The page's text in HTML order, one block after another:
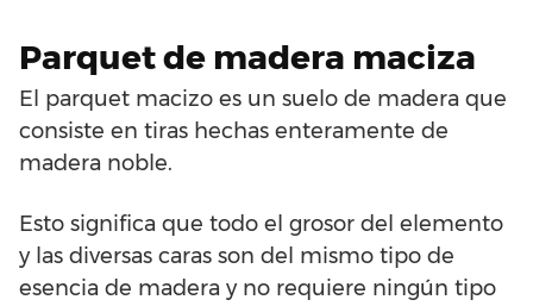
Parquet de madera maciza
El parquet macizo es un suelo de madera que
consiste en tiras hechas enteramente de
madera noble.
Esto significa que todo el grosor del elemento
y las diversas caras son del mismo tipo de
esencia de madera y no requiere ningún tipo